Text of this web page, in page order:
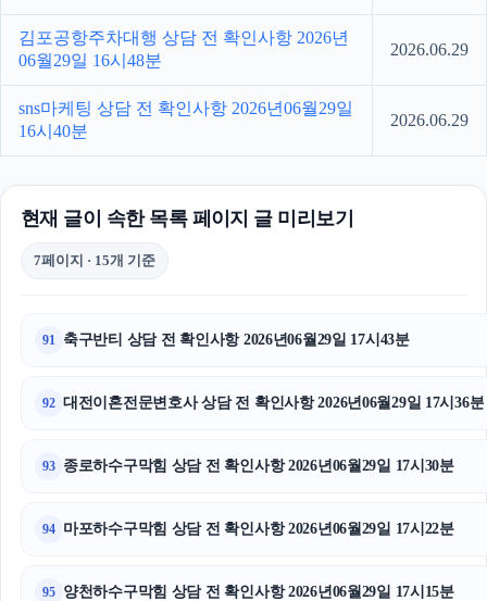
김포공항주차대행 상담 전 확인사항 2026년
06월29일 16시48분
2026.06.29
sns마케팅 상담 전 확인사항 2026년06월29일
16시40분
2026.06.29
현재 글이 속한 목록 페이지 글 미리보기
7페이지 · 15개 기준
91 축구반티 상담 전 확인사항 2026년06월29일 17시43분
92 대전이혼전문변호사 상담 전 확인사항 2026년06월29일 17시36분
93 종로하수구막힘 상담 전 확인사항 2026년06월29일 17시30분
94 마포하수구막힘 상담 전 확인사항 2026년06월29일 17시22분
95 양천하수구막힘 상담 전 확인사항 2026년06월29일 17시15분